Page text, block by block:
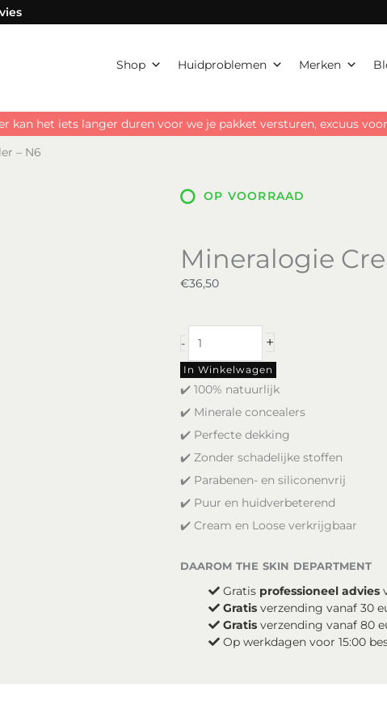
Shop Huidproblemen Merken
kan het iets langer duren voor we je pakket versturen, excuus
– N6
OP VOORRAAD
Mineralogie
€36,50
-
Cream
Concealer
-
aantal
+
In Winkelwagen
✔️ 100% natuurlijk
✔️ Minerale concealers
✔️ Perfecte dekking
✔️ Zonder schadelijke stoffen
✔️ Parabenen- en siliconenvrij
✔️ Puur en huidverbeterend
✔️ Cream en Loose verkrijgbaar
daarom the skin department
Gratis professioneel advies
Gratis verzending vanaf 30
Gratis verzending vanaf 80
Op werkdagen voor 15:00